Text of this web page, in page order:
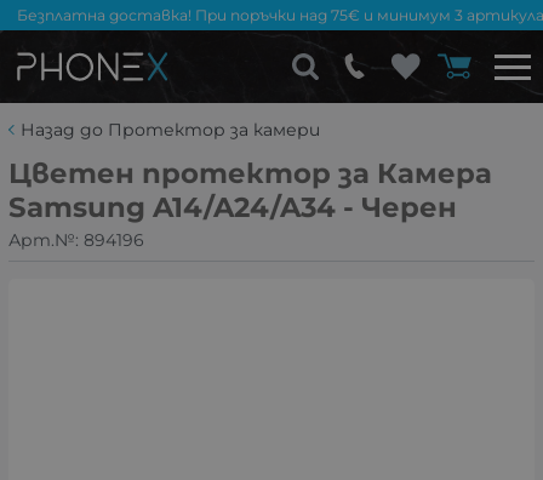
Безплатна доставка! При поръчки над 75€ и минимум 3
Назад до Протектор за камери
Цветен протектор за Камера
Samsung A14/A24/A34 - Черен
Арт.№: 894196